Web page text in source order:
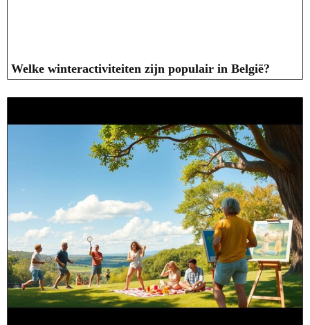
Welke winteractiviteiten zijn populair in België?